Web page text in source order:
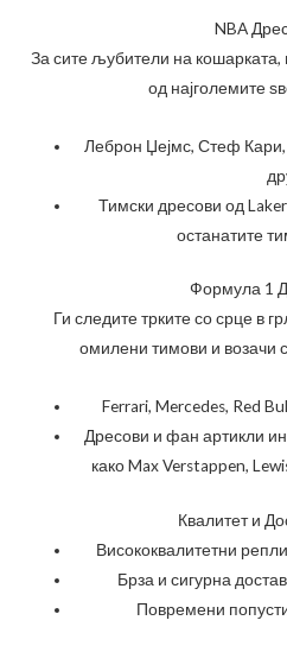
NBA
За сите љубители на
од најголемите
Леброн Џејмс, Стеф
Тимски дресови од
останатите
Формула 1
Ги следите трките со срце в
омилени тимови и возачи
Ferrari, Mercedes, Red
Дресови и фан артикли
како Max Verstappen,
Квалитет и
Висококвалитетни
Брза и сигурна
Повремени